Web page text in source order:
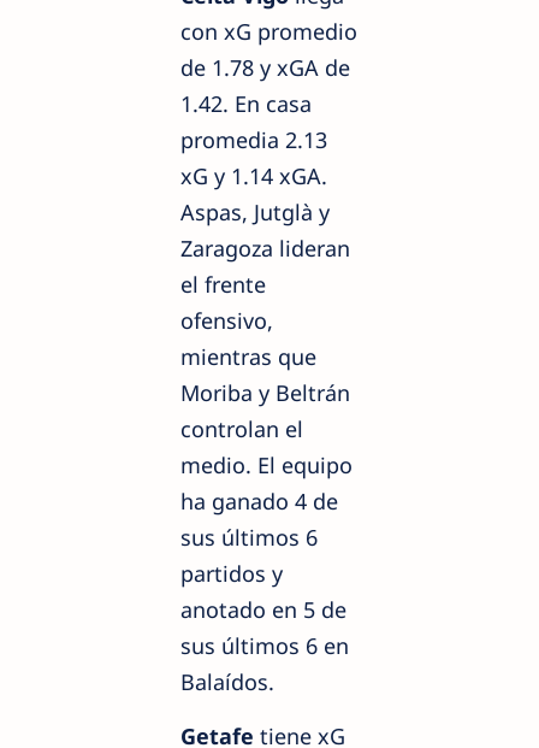
con xG promedio
de 1.78 y xGA de
1.42. En casa
promedia 2.13
xG y 1.14 xGA.
Aspas, Jutglà y
Zaragoza lideran
el frente
ofensivo,
mientras que
Moriba y Beltrán
controlan el
medio. El equipo
ha ganado 4 de
sus últimos 6
partidos y
anotado en 5 de
sus últimos 6 en
Balaídos.
Getafe tiene xG